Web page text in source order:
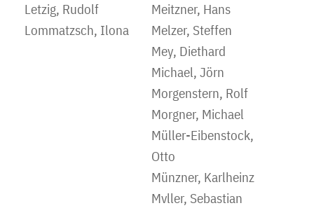
Letzig, Rudolf
Lommatzsch, Ilona
Meitzner, Hans
Melzer, Steffen
Mey, Diethard
Michael, Jörn
Morgenstern, Rolf
Morgner, Michael
Müller-Eibenstock,
Otto
Münzner, Karlheinz
Mvller, Sebastian